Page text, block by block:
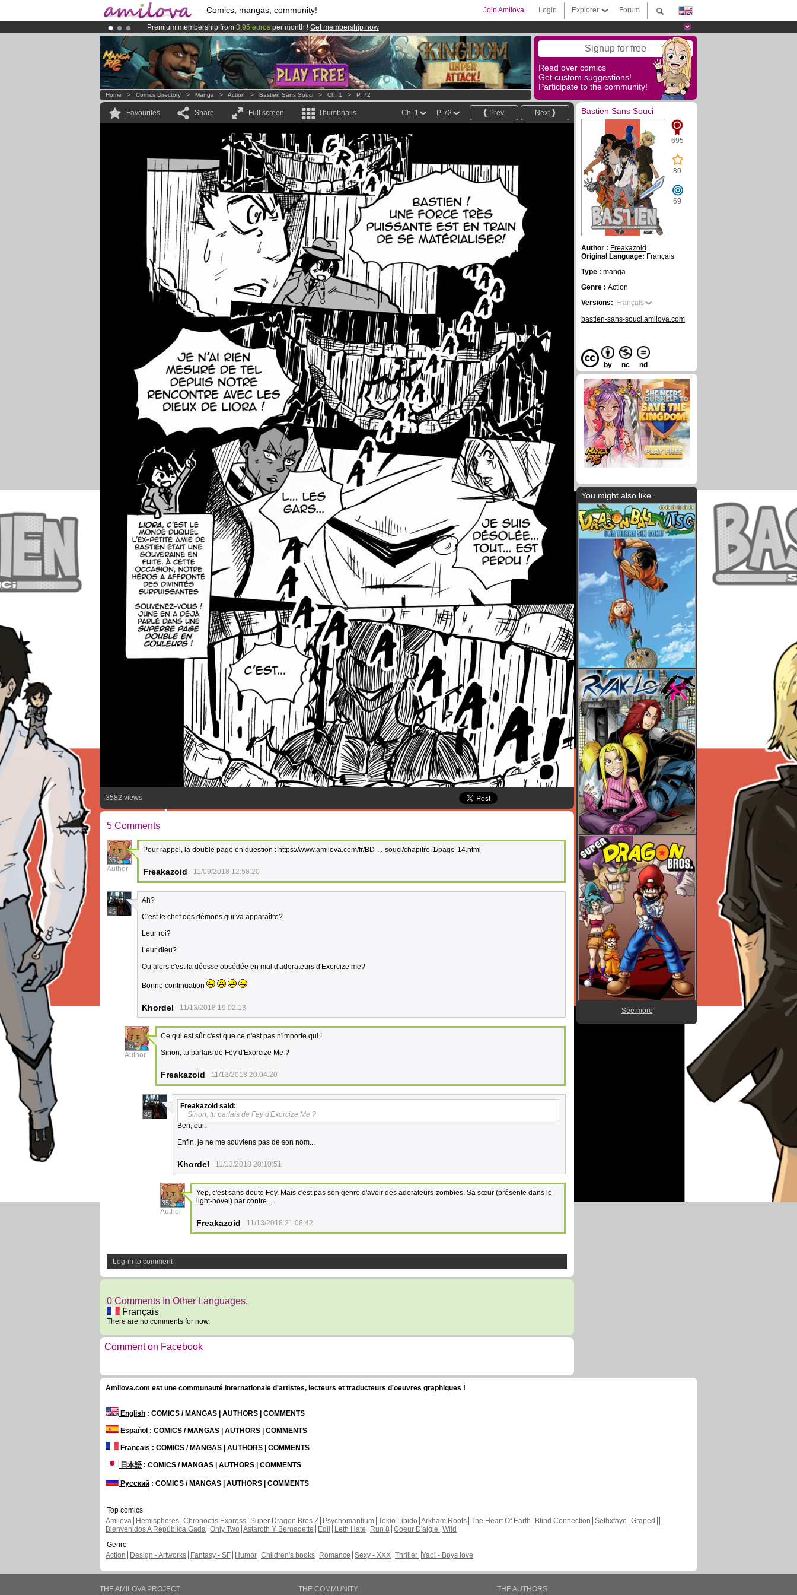
Comics, mangas, community! Forum
Explorer
Login
Join Amilova
Premium membership from 3.95 euros per month ! Get membership now
AmilovaKickstarter is now LIVE!.
Already 100000membersand 1000 comics & mangas!. Signup for free
Read over comics
Get custom suggestions!
Participate to the community!
Home > Comics Directory > Manga > Action > Bastien Sans Souci > Ch. 1 > P. 72
Favourites Share Full screen Thumbnails Next
Prev.
P. 72
Ch. 1
3582 views
5 Comments
35
Author
Pour rappel, la double page en question : https://www.amilova.com/fr/BD-...-souci/chapitre-1/page-14.html
Freakazoid 11/09/2018 12:58:20
45
Ah?
C'est le chef des démons qui va apparaître?
Leur roi?
Leur dieu?
Ou alors c'est la déesse obsédée en mal d'adorateurs d'Exorcize me?
Bonne continuation
Khordel 11/13/2018 19:02:13
35
Author
Ce qui est sûr c'est que ce n'est pas n'importe qui !
Sinon, tu parlais de Fey d'Exorcize Me ?
Freakazoid 11/13/2018 20:04:20
45
Freakazoid said:
Sinon, tu parlais de Fey d'Exorcize Me ?
Ben, oui.
Enfin, je ne me souviens pas de son nom...
Khordel 11/13/2018 20:10:51
35
Author
Yep, c'est sans doute Fey. Mais c'est pas son genre d'avoir des adorateurs-zombies. Sa sœur (présente dans le
light-novel) par contre...
Freakazoid 11/13/2018 21:08:42
Log-in to comment
0 Comments In Other Languages.
Français
There are no comments for now.
Comment on Facebook
Bastien Sans Souci
695
80
69
Author : Freakazoid
Original Language: Français
Type : manga
Genre : Action
Versions: Français
bastien-sans-souci.amilova.com
by nc nd
You might also like
See more
Amilova.com est une communauté internationale d'artistes, lecteurs et traducteurs d'oeuvres graphiques !
English : COMICS / MANGAS | AUTHORS | COMMENTS
Español : COMICS / MANGAS | AUTHORS | COMMENTS
Français : COMICS / MANGAS | AUTHORS | COMMENTS
日本語: COMICS / MANGAS | AUTHORS | COMMENTS
Русский : COMICS / MANGAS | AUTHORS | COMMENTS
Top comics
Amilova
Hemispheres Chronoctis Express Super Dragon Bros Z Psychomantium Tokio Libido Arkham Roots The Heart Of Earth Blind Connection Sethxfaye Graped
Bienvenidos A República Gada Only Two Astaroth Y Bernadette Edil Leth Hate Run 8 Coeur D'aigle Wild
Genre
Action
Design - Artworks Fantasy - SF Humor Children's books Romance Sexy - XXX Thriller Yaoi - Boys love
THE AMILOVA PROJECT THE COMMUNITY THE AUTHORS